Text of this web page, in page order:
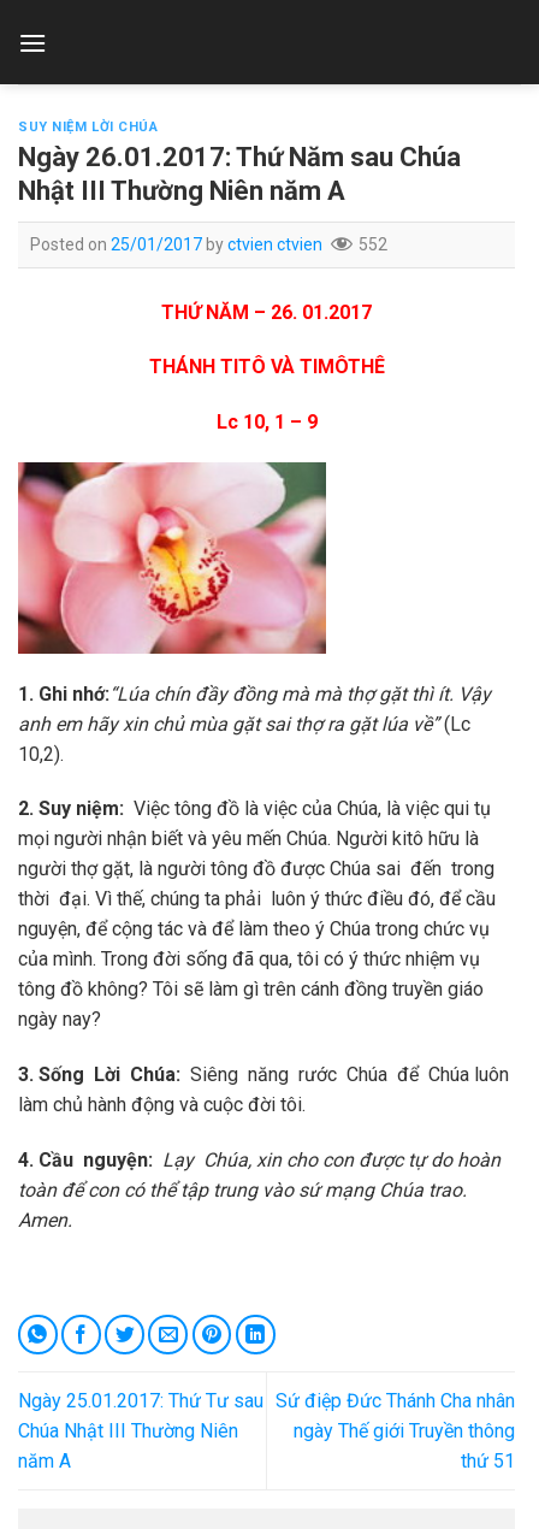
SUY NIỆM LỜI CHÚA
Ngày 26.01.2017: Thứ Năm sau Chúa
Nhật III Thường Niên năm A
Posted on 25/01/2017byctvien ctvien 552
THỨ NĂM – 26. 01.2017
THÁNH TITÔ VÀ TIMÔTHÊ
Lc 10, 1 – 9
1. Ghi nhớ: “Lúa chín đầy đồng mà mà thợ gặt thì ít. Vậy
anh em hãy xin chủ mùa gặt sai thợ ra gặt lúa về”(Lc
10,2).
2. Suy niệm: Việc tông đồ là việc của Chúa, là việc qui tụ
mọi người nhận biết và yêu mến Chúa. Người kitô hữu là
người thợ gặt, là người tông đồ được Chúa sai đến trong
thời đại. Vì thế, chúng ta phải luôn ý thức điều đó, để cầu
nguyện, để cộng tác và để làm theo ý Chúa trong chức vụ
của mình. Trong đời sống đã qua, tôi có ý thức nhiệm vụ
tông đồ không? Tôi sẽ làm gì trên cánh đồng truyền giáo
ngày nay?
3. Sống Lời Chúa: Siêng năng rước Chúa để Chúa luôn
làm chủ hành động và cuộc đời tôi.
4. Cầu nguyện: Lạy Chúa, xin cho con được tự do hoàn
toàn để con có thể tập trung vào sứ mạng Chúa trao.
Amen.
Ngày 25.01.2017: Thứ Tư sau
Chúa Nhật III Thường Niên
năm A
Sứ điệp Đức Thánh Cha nhân
ngày Thế giới Truyền thông
thứ 51